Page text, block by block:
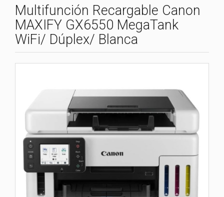
Multifunción Recargable Canon
MAXIFY GX6550 MegaTank
WiFi/ Dúplex/ Blanca